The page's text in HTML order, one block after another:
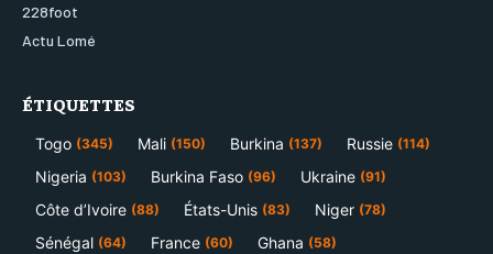
228foot
Actu Lomé
ÉTIQUETTES
Togo (345) Mali (150) Burkina (137) Russie (114)
Nigeria (103) Burkina Faso (96) Ukraine (91)
Côte d’Ivoire (88) États-Unis (83) Niger (78)
Sénégal (64) France (60) Ghana (58)